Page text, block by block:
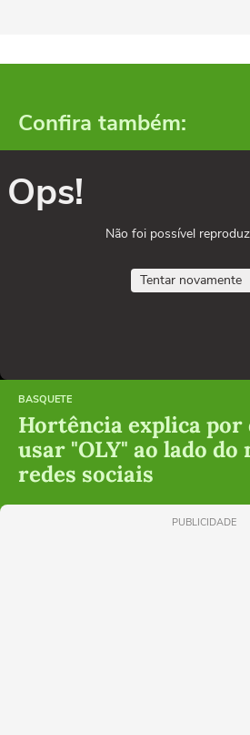
Confira também:
Ops!
Não foi possível
Tentar novamente
BASQUETE
Hortência explica por
usar "OLY" ao lado do
redes sociais
PUBLICIDADE